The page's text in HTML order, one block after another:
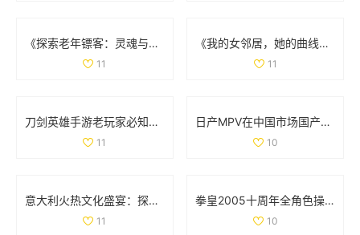
《探索老年镖客：灵魂与冒险交织的故事大揭秘》
11
《我的女邻居，她的曲线与故事交织的生活》
11
刀剑英雄手游老玩家必知的职业选择与入门技巧分享
11
日产MPV在中国市场国产化进程如何？探索背后原因与影响
10
意大利火热文化盛宴：探索美食、艺术与历史的独特魅力
11
拳皇2005十周年全角色操作技巧详解与摇杆指南
10